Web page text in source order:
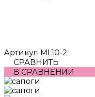
Артикул ML10-2
СРАВНИТЬ
В СРАВНЕНИИ